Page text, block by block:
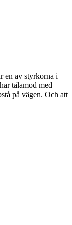
en av styrkorna i
tålamod med
på vägen. Och att